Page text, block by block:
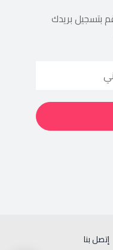
قم بتسجيل بريدك
إتصل بنا